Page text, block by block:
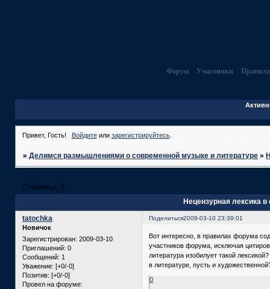
Форум Участники Правила
Привет, Гость! Войдитеили зарегистрируйтесь.
»Делимся размышлениями о современной музыке и литературе »
Нецензурная лексика
Страница: 1
Поделиться2009-03-10 23:39:01
tatochka
Новичок
Зарегистрирован: 2009-03-10
Приглашений: 0
Сообщений: 1
Уважение: [+0/-0]
Позитив: [+0/-0]
Провел на форуме:
Вот интересно, в правилах форума
участников форума, исключая
литература изобилует такой
в литературе, пусть и
0